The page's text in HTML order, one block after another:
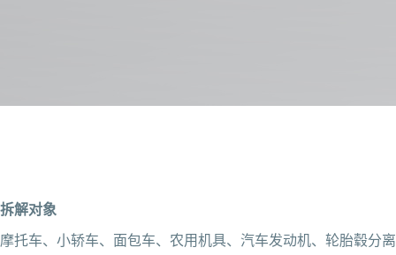
拆解对象
摩托车、小轿车、面包车、农用机具、汽车发动机、轮胎毂分